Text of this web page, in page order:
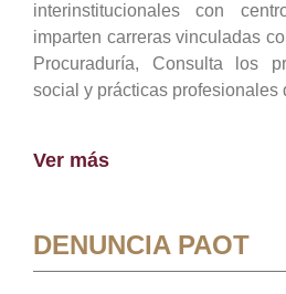
interinstitucionales con
imparten carreras vinculadas
Procuraduría, Consulta los
social y prácticas profesionales
Ver más
DENUNCIA PAOT